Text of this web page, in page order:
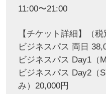
11:00〜21:00
【チケット詳細】（税
ビジネスパス 両日
ビジネスパス Day1（
ビジネスパス Day2（
み）20,000円